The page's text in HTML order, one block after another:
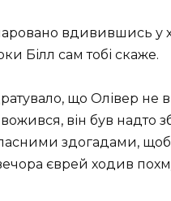
вдивившись у
Білл сам тобі скаже.
що Олівер не
він був
здогадами, щоб
єврей ходив